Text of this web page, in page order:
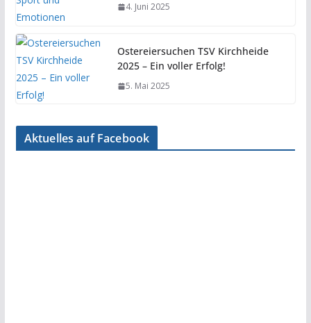
4. Juni 2025
Ostereiersuchen TSV Kirchheide
2025 – Ein voller Erfolg!
5. Mai 2025
Aktuelles auf Facebook